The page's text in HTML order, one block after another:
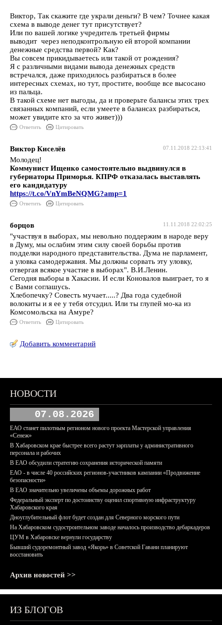
Виктор, Так скажите где украли деньги? В чем? Точнее какая
схема в выводе денег тут присутствует?
Или по вашей логике учредитель третьей фирмы
выводит через неподконтрольную ей второй компании
денежные средства первой? Как?
Вы совсем прикидываетесь или такой от рождения?
Я с различными видами вывода денежных средств
встречался, даже приходилось разбираться в более
интересных схемах, но тут, простите, вообще все высосано
из пальца.
В такой схеме нет выгоды, да и проверьте балансы этих трех
связанных компаний, если умеете в балансах разбираться,
может увидите кто за что живет)))
Ответить Цитировать
07.11.2018 22:13:41
Виктор Киселёв
Молодец!
Коммунист Ищенко самостоятельно выдвинулся в
губернаторы Приморья. КПРФ отказалась выставлять
его кандидатуру
https://t.co/VnYmBeNQMG?amp=1
Ответить Цитировать
11.11.2018 22:02:25
борцов
"участвуя в выборах, мы невольно поддержим в народе веру
в Думу, мы ослабим этим силу своей борьбы против
подделки народного представительства. Дума не парламент,
а уловка самодержавия. Мы должны сорвать эту уловку,
отвергая всякое участие в выборах". В.И.Ленин.
Сегодня выборы в Хакасии. И если Коновалов выиграет, то я
с Вами соглашусь.
Хлебопечку? Совесть мучает.....? Два года судебной
волокиты и я ее у тебя отсудил. Или ты глупей мо-ка из
Комсомольска на Амуре?
Ответить Цитировать
Добавить комментарий
НОВОСТИ
07.08.2026
ЕАО станет пилотным регионом нового проекта Мастерской управления
«Сенеж»
В Хабаровском крае быстрее всего растут зарплаты у административного
персонала и рабочих
В ЕАО обсудили стратегию сохранения исторической памяти
ЕАО - в числе 40 российских регионов-участников кампании «Продвижение
безопасности»
В ЕАО значительно увеличены объемы дорожных работ
Федеральный эксперт по достоинству оценил спортивную инфраструктуру
Хабаровского края
Дноуглубительный флот будет создан для Северного морского пути
На Хабаровском судостроительном заводе началось производство дебаркадеров
ЦУМ в Хабаровске вернули государству
Бывший судоремонтный завод «Якорь» в Советской Гавани планируют
восстановить
Архив новостей >>
ИЗ БЛОГОВ